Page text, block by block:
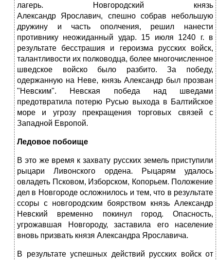
лагерь. Новгородский князь
Александр Ярославич, спешно собрав небольшую
дружину и часть ополчения, решил нанести
противнику неожиданный удар. 15 июля 1240 г. в
результате бесстрашия и героизма русских войск,
талантливости их полководца, более многочисленное
шведское войско было разбито. За победу,
одержанную на Неве, князь Александр был прозван
"Невским". Невская победа над шведами
предотвратила потерю Русью выхода в Балтийское
море и угрозу прекращения торговых связей с
Западной Европой.
Ледовое побоище
В это же время к захвату русских земель приступили
рыцари Ливонского ордена. Рыцарям удалось
овладеть Псковом, Изборском, Копорьем. Положение
дел в Новгороде осложнилось и тем, что в результате
ссоры с новгородским боярством князь Александр
Невский временно покинул город. Опасность,
угрожавшая Новгороду, заставила его население
вновь призвать князя Александра Ярославича.
В результате успешных действий русских войск от